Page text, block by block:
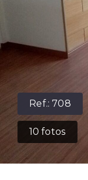
Ref.:708
10 fotos